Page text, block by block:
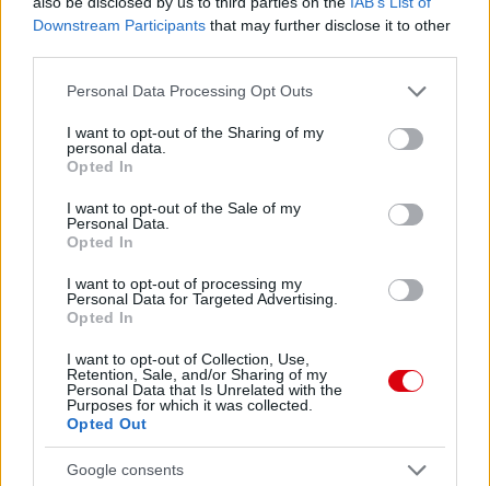
Downstream Participants that may further disclose it to other
Please note that this website/app uses one or more Google
not limited to your visit or usage behaviour. You may click to
grant or deny consent to Google and its third-party tags to
use your data for below specified purposes in below Google
consent section.
Personal Data Processing Opt Outs
I want to opt-out of the Sharing of my
personal data.
Opted In
I want to opt-out of the Sale of my
Personal Data.
Opted In
I want to opt-out of processing my
Personal Data for Targeted Advertising.
Opted In
I want to opt-out of Collection, Use,
Retention, Sale, and/or Sharing of my
Personal Data that Is Unrelated with the
Purposes for which it was collected.
Opted Out
Google consents